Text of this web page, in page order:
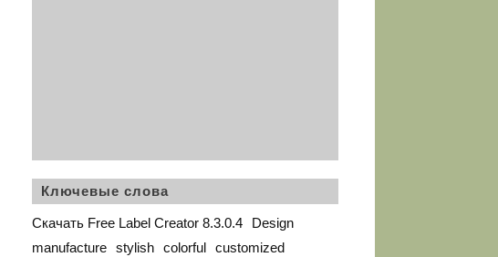
Ключевые слова
Скачать Free Label Creator 8.3.0.4
Design
manufacture stylish colorful customized